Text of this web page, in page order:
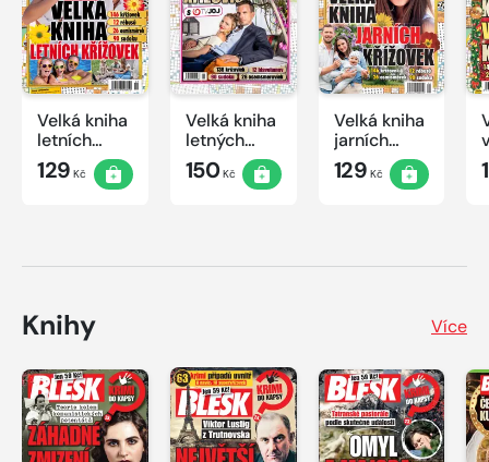
Velká kniha
letních
křížovek
2026
129 Kč
Velká kniha
letných
krížoviek s
TV JOJ
150Kč
Velká kniha
jarních
křížovek
2026
129 Kč
Knihy Více